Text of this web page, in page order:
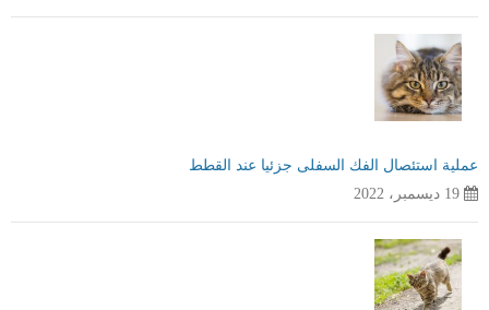
عملية استئصال الفك السفلى جزئيا عند القطط
19 ديسمبر، 2022